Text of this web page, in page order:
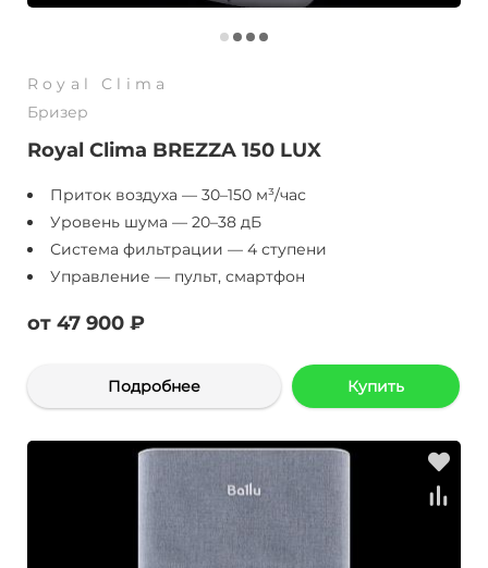
Royal Clima
Бризер
Royal Clima BREZZA 150 LUX
Приток воздуха — 30–150 м³/час
Уровень шума — 20–38 дБ
Система фильтрации — 4 ступени
Управление — пульт, смартфон
от 47 900 ₽
Подробнее Купить